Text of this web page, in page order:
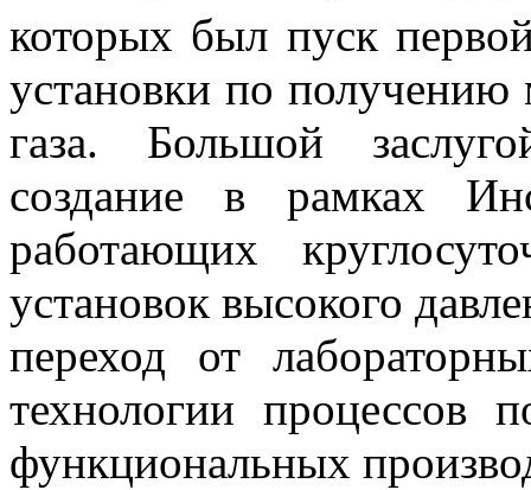
которых был пуск
установки по получению
газа. Большой
создание в рамках
работающих
установок высокого
переход от
технологии процессов
функциональных